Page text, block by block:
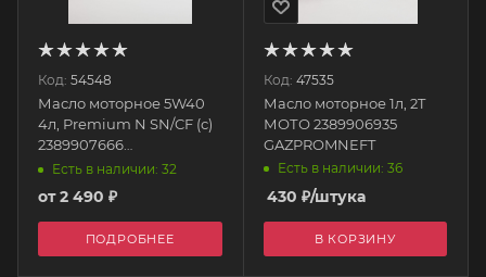
Код: 54548
Масло моторное 5W40
4л, Premium N SN/CF (с)
2389907666
GAZPROMNEFT
Есть в наличии: 32
от2 490 ₽
ПОДРОБНЕЕ
Код: 47535
Масло моторное 1л, 2T
МОТО 2389906935
GAZPROMNEFT
Есть в наличии: 36
430 ₽/штука
В КОРЗИНУ